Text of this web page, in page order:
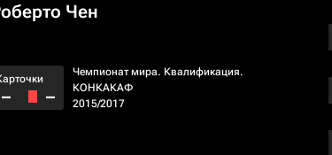
Чен
Чемпионат мира. Квалификация.
КОНКАКАФ
2015/2017
– –